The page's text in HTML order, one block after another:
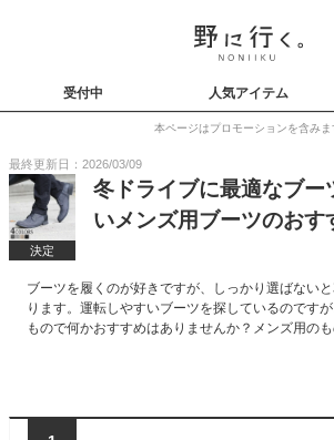
受付中 人気アイテム
本ページはプロモーションを含みま
最終更新日：2026/03/09
決定
冬ドライブに最適なブー
いメンズ用ブーツのおす
ブーツを履くのが好きですが、しっかり選ばない
ります。運転しやすいブーツを探しているのです
もので何かおすすめはありませんか？メンズ用の